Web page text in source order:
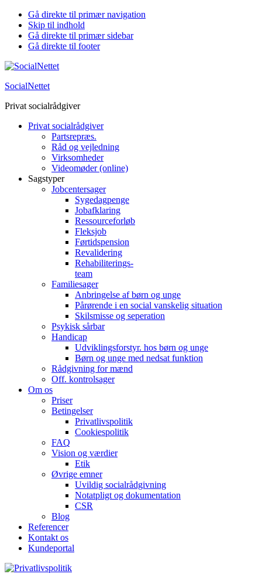
Gå direkte til primær navigation
Skip til indhold
Gå direkte til primær sidebar
Gå direkte til footer
SocialNettet
Privat socialrådgiver
Privat socialrådgiver
Partsrepræs.
Råd og vejledning
Virksomheder
Videomøder (online)
Sagstyper
Jobcentersager
Sygedagpenge
Jobafklaring
Ressourceforløb
Fleksjob
Førtidspension
Revalidering
Rehabiliterings-
team
Familiesager
Anbringelse af børn og unge
Pårørende i en social vanskelig situation
Skilsmisse og seperation
Psykisk sårbar
Handicap
Udviklingsforstyr. hos børn og unge
Børn og unge med nedsat funktion
Rådgivning for mænd
Off. kontrolsager
Om os
Priser
Betingelser
Privatlivspolitik
Cookiespolitik
FAQ
Vision og værdier
Etik
Øvrige emner
Uvildig socialrådgivning
Notatpligt og dokumentation
CSR
Blog
Referencer
Kontakt os
Kundeportal